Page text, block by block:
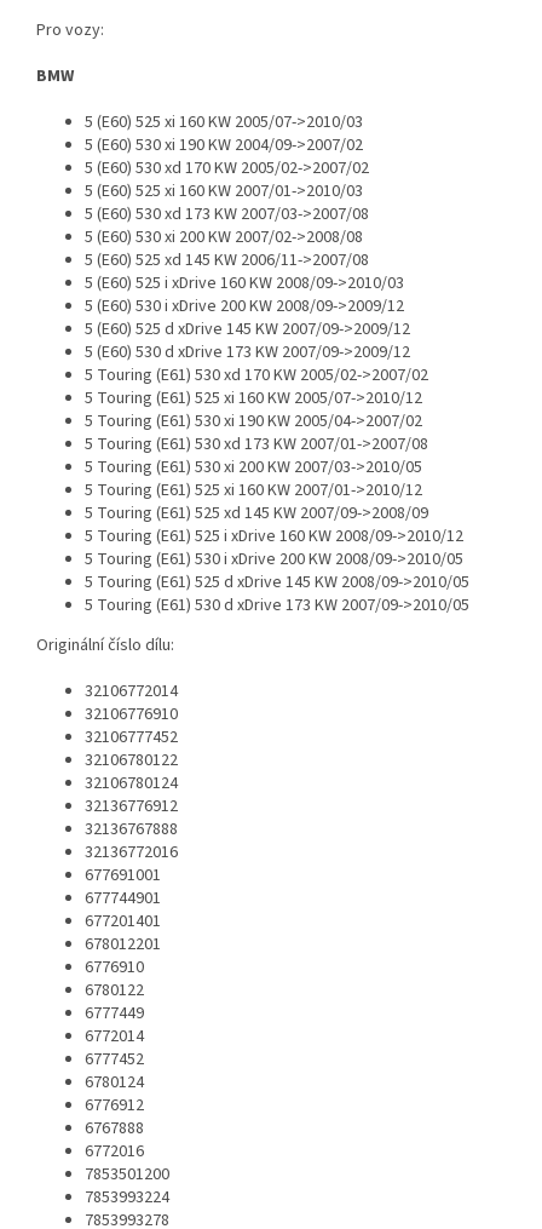
Pro vozy:
BMW
5 (E60) 525 xi 160 KW 2005/07->2010/03
5 (E60) 530 xi 190 KW 2004/09->2007/02
5 (E60) 530 xd 170 KW 2005/02->2007/02
5 (E60) 525 xi 160 KW 2007/01->2010/03
5 (E60) 530 xd 173 KW 2007/03->2007/08
5 (E60) 530 xi 200 KW 2007/02->2008/08
5 (E60) 525 xd 145 KW 2006/11->2007/08
5 (E60) 525 i xDrive 160 KW 2008/09->2010/03
5 (E60) 530 i xDrive 200 KW 2008/09->2009/12
5 (E60) 525 d xDrive 145 KW 2007/09->2009/12
5 (E60) 530 d xDrive 173 KW 2007/09->2009/12
5 Touring (E61) 530 xd 170 KW 2005/02->2007/02
5 Touring (E61) 525 xi 160 KW 2005/07->2010/12
5 Touring (E61) 530 xi 190 KW 2005/04->2007/02
5 Touring (E61) 530 xd 173 KW 2007/01->2007/08
5 Touring (E61) 530 xi 200 KW 2007/03->2010/05
5 Touring (E61) 525 xi 160 KW 2007/01->2010/12
5 Touring (E61) 525 xd 145 KW 2007/09->2008/09
5 Touring (E61) 525 i xDrive 160 KW 2008/09->2010/12
5 Touring (E61) 530 i xDrive 200 KW 2008/09->2010/05
5 Touring (E61) 525 d xDrive 145 KW 2008/09->2010/05
5 Touring (E61) 530 d xDrive 173 KW 2007/09->2010/05
Originální číslo dílu:
32106772014
32106776910
32106777452
32106780122
32106780124
32136776912
32136767888
32136772016
677691001
677744901
677201401
678012201
6776910
6780122
6777449
6772014
6777452
6780124
6776912
6767888
6772016
7853501200
7853993224
7853993278